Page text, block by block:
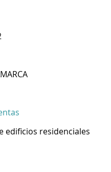
edificios residenciales